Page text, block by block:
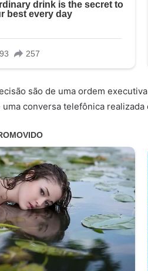
são de uma ordem
conversa telefônica